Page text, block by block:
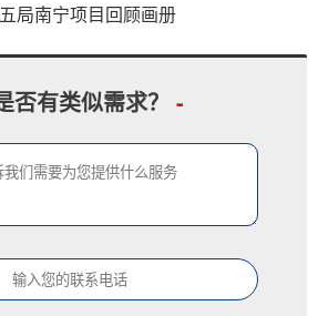
局南宁项目回顾画册
否有类似需求？ -